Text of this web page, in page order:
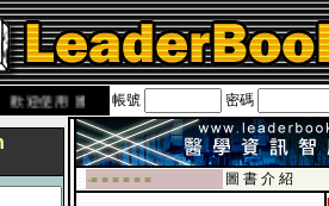
國民旅遊卡！！
帳號 密碼
-■ ■ ■ ■ ■ ■
圖 書 介 紹